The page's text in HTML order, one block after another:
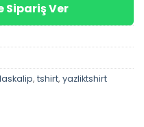
Sipariş Ver
, tshirt, yazliktshirt